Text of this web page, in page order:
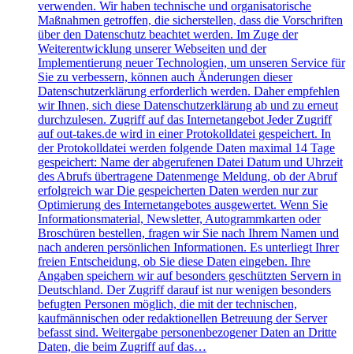
verwenden. Wir haben technische und organisatorische
Maßnahmen getroffen, die sicherstellen, dass die Vorschriften
über den Datenschutz beachtet werden. Im Zuge der
Weiterentwicklung unserer Webseiten und der
Implementierung neuer Technologien, um unseren Service für
Sie zu verbessern, können auch Änderungen dieser
Datenschutzerklärung erforderlich werden. Daher empfehlen
wir Ihnen, sich diese Datenschutzerklärung ab und zu erneut
durchzulesen. Zugriff auf das Internetangebot Jeder Zugriff
auf out-takes.de wird in einer Protokolldatei gespeichert. In
der Protokolldatei werden folgende Daten maximal 14 Tage
gespeichert: Name der abgerufenen Datei Datum und Uhrzeit
des Abrufs übertragene Datenmenge Meldung, ob der Abruf
erfolgreich war Die gespeicherten Daten werden nur zur
Optimierung des Internetangebotes ausgewertet. Wenn Sie
Informationsmaterial, Newsletter, Autogrammkarten oder
Broschüren bestellen, fragen wir Sie nach Ihrem Namen und
nach anderen persönlichen Informationen. Es unterliegt Ihrer
freien Entscheidung, ob Sie diese Daten eingeben. Ihre
Angaben speichern wir auf besonders geschützten Servern in
Deutschland. Der Zugriff darauf ist nur wenigen besonders
befugten Personen möglich, die mit der technischen,
kaufmännischen oder redaktionellen Betreuung der Server
befasst sind. Weitergabe personenbezogener Daten an Dritte
Daten, die beim Zugriff auf das…